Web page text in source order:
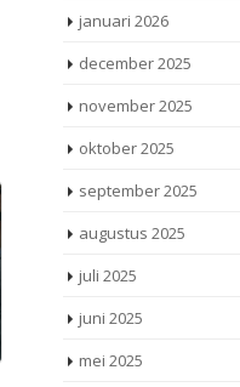
januari 2026
december 2025
november 2025
oktober 2025
september 2025
augustus 2025
juli 2025
juni 2025
mei 2025